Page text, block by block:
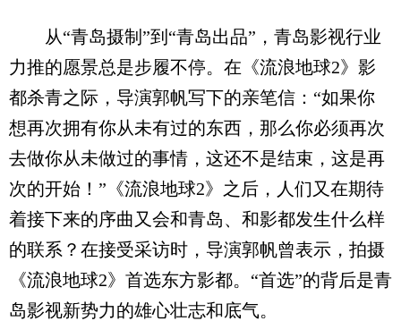
从“青岛摄制”到“青岛出品”，青岛影视行业
力推的愿景总是步履不停。在《流浪地球2》影
都杀青之际，导演郭帆写下的亲笔信：“如果你
想再次拥有你从未有过的东西，那么你必须再次
去做你从未做过的事情，这还不是结束，这是再
次的开始！”《流浪地球2》之后，人们又在期待
着接下来的序曲又会和青岛、和影都发生什么样
的联系？在接受采访时，导演郭帆曾表示，拍摄
《流浪地球2》首选东方影都。“首选”的背后是青
岛影视新势力的雄心壮志和底气。